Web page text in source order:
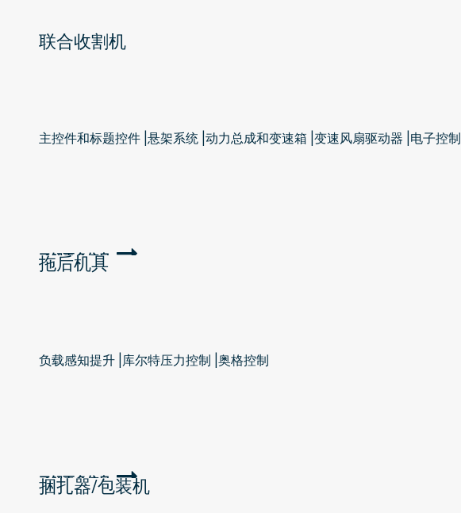
联合收割机
主控件和标题控件 |悬架系统 |动力总成和变速箱 |变速风扇驱动器 |电子控制
了解更多信息
拖后机具
负载感知提升 |库尔特压力控制 |奥格控制
了解更多信息
捆扎器/包装机